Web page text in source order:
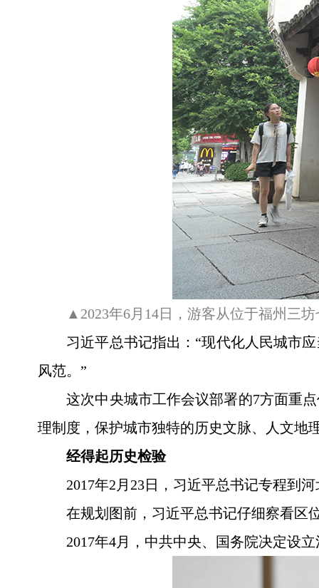
▲2023年6月14日，游客从位于福州三
习近平总书记指出：“现代化人民城市
风范。”
这次中央城市工作会议部署的7方面重
理制度，保护城市独特的历史文脉、人文地
经得起历史检验
2017年2月23日，习近平总书记专程到
在规划图前，习近平总书记仔细察看区
2017年4月，中共中央、国务院决定设